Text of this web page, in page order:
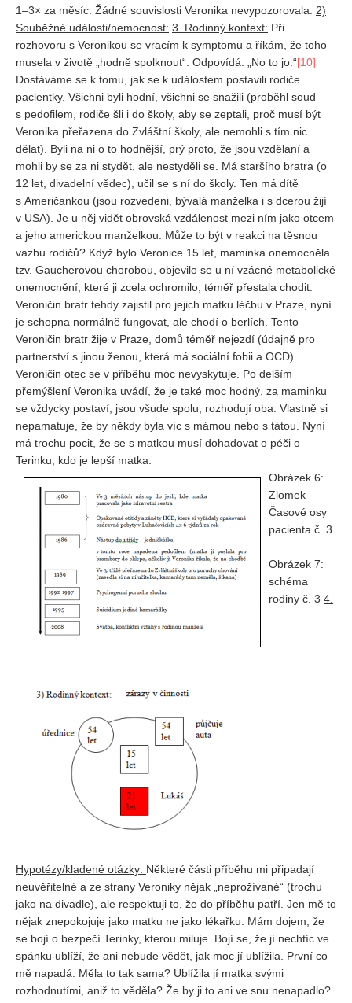
1–3× za měsíc. Žádné souvislosti Veronika nevypozorovala. 2)
Souběžné události/nemocnost: 3. Rodinný kontext: Při
rozhovoru s Veronikou se vracím k symptomu a říkám, že toho
musela v životě „hodně spolknout“. Odpovídá: „No to jo.“[10]
Dostáváme se k tomu, jak se k událostem postavili rodiče
pacientky. Všichni byli hodní, všichni se snažili (proběhl soud
s pedofilem, rodiče šli i do školy, aby se zeptali, proč musí být
Veronika přeřazena do Zvláštní školy, ale nemohli s tím nic
dělat). Byli na ni o to hodnější, prý proto, že jsou vzdělaní a
mohli by se za ni stydět, ale nestyděli se. Má staršího bratra (o
12 let, divadelní vědec), učil se s ní do školy. Ten má dítě
s Američankou (jsou rozvedeni, bývalá manželka i s dcerou žijí
v USA). Je u něj vidět obrovská vzdálenost mezi ním jako otcem
a jeho americkou manželkou. Může to být v reakci na těsnou
vazbu rodičů? Když bylo Veronice 15 let, maminka onemocněla
tzv. Gaucherovou chorobou, objevilo se u ní vzácné metabolické
onemocnění, které ji zcela ochromilo, téměř přestala chodit.
Veroničin bratr tehdy zajistil pro jejich matku léčbu v Praze, nyní
je schopna normálně fungovat, ale chodí o berlích. Tento
Veroničin bratr žije v Praze, domů téměř nejezdí (údajně pro
partnerství s jinou ženou, která má sociální fobii a OCD).
Veroničin otec se v příběhu moc nevyskytuje. Po delším
přemýšlení Veronika uvádí, že je také moc hodný, za maminku
se vždycky postaví, jsou všude spolu, rozhodují oba. Vlastně si
nepamatuje, že by někdy byla víc s mámou nebo s tátou. Nyní
má trochu pocit, že se s matkou musí dohadovat o péči o
Terinku, kdo je lepší matka.
Obrázek 6:
Zlomek
Časové osy
pacienta č. 3
Obrázek 7:
schéma
rodiny č. 3 4.
Hypotézy/kladené otázky: Některé části příběhu mi připadají
neuvěřitelné a ze strany Veroniky nějak „neprožívané“ (trochu
jako na divadle), ale respektuji to, že do příběhu patří. Jen mě to
nějak znepokojuje jako matku ne jako lékařku. Mám dojem, že
se bojí o bezpečí Terinky, kterou miluje. Bojí se, že jí nechtíc ve
spánku ublíží, že ani nebude vědět, jak moc jí ublížila. První co
mě napadá: Měla to tak sama? Ublížila jí matka svými
rozhodnutími, aniž to věděla? Že by ji to ani ve snu nenapadlo?